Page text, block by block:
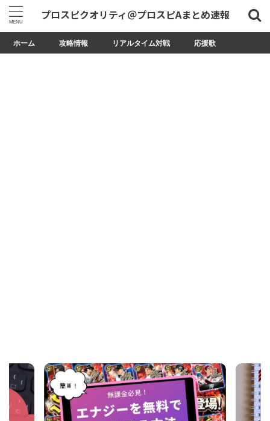
プロスピクオリティ＠プロスピAまとめ速報
ホーム 攻略情報 リアルタイム対戦 応援歌